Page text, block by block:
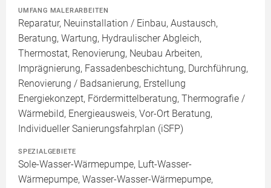
UMFANG MALERARBEITEN
Reparatur, Neuinstallation / Einbau, Austausch,
Beratung, Wartung, Hydraulischer Abgleich,
Thermostat, Renovierung, Neubau Arbeiten,
Imprägnierung, Fassadenbeschichtung, Durchführung,
Renovierung / Badsanierung, Erstellung
Energiekonzept, Fördermittelberatung, Thermografie /
Wärmebild, Energieausweis, Vor-Ort Beratung,
Individueller Sanierungsfahrplan (iSFP)
SPEZIALGEBIETE
Sole-Wasser-Wärmepumpe, Luft-Wasser-
Wärmepumpe, Wasser-Wasser-Wärmepumpe,